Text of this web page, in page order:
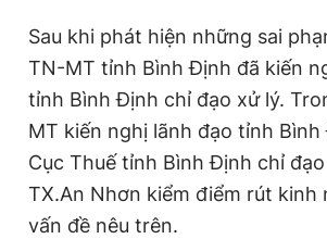
Sau khi phát hiện những sai
TN-MT tỉnh Bình Định đã kiến
tỉnh Bình Định chỉ đạo xử lý.
MT kiến nghị lãnh đạo tỉnh
Cục Thuế tỉnh Bình Định chỉ
TX.An Nhơn kiểm điểm rút kinh
vấn đề nêu trên.